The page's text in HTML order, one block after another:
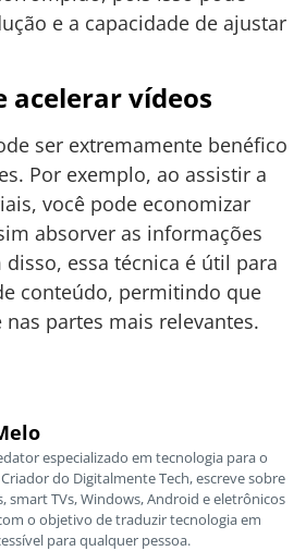
e a capacidade de ajustar
acelerar vídeos
ser extremamente benéfico
Por exemplo, ao assistir a
você pode economizar
absorver as informações
disso, essa técnica é útil para
conteúdo, permitindo que
partes mais relevantes.
especializado em tecnologia para o
do Digitalmente Tech, escreve sobre
smart TVs, Windows, Android e eletrônicos
o objetivo de traduzir tecnologia em
para qualquer pessoa.